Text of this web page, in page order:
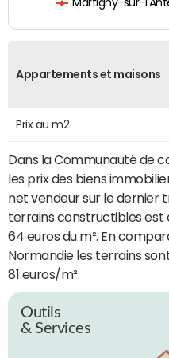
Appartements et maisons
Prix au m2
Dans la Communauté de
les prix des biens
net vendeur sur le dernier
terrains constructibles est
64 euros du m². En
Normandie les terrains
81 euros/m².
Outils
& Services